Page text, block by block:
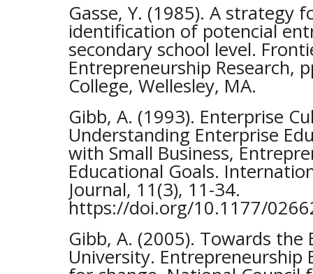
Gasse, Y. (1985). A strategy
identification of potencial
secondary school level.
Entrepreneurship Research,
College, Wellesley, MA.
Gibb, A. (1993). Enterprise
Understanding Enterprise
with Small Business,
Educational Goals.
Journal, 11(3), 11-34.
https://doi.org/10.1177/
Gibb, A. (2005). Towards the
University. Entrepreneurship